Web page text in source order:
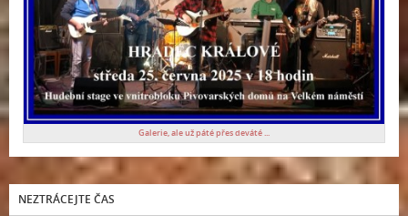
Galerie, ale už páté přes deváté ...
NEZTRÁCEJTE ČAS